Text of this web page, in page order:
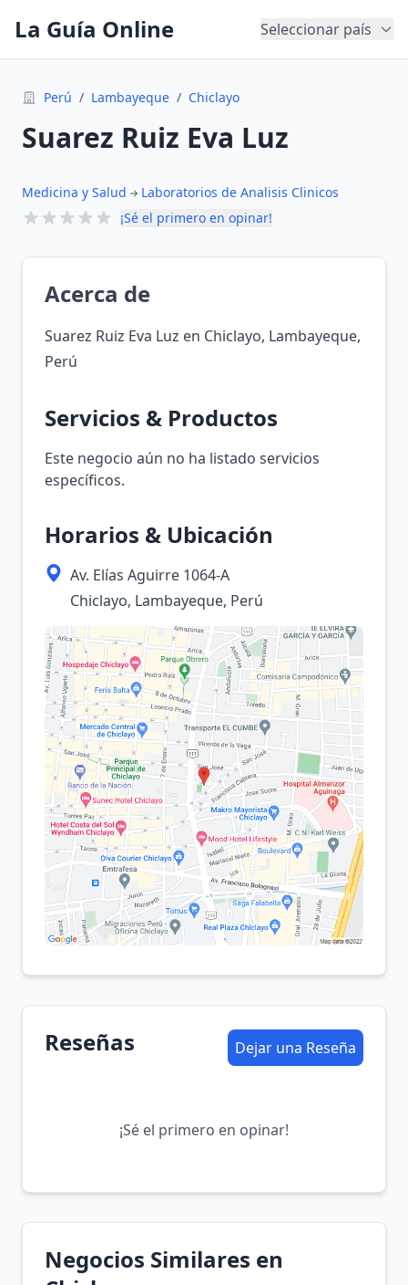
La Guía Online Seleccionar país
Perú / Lambayeque / Chiclayo
Suarez Ruiz Eva Luz
Medicina y Salud
Laboratorios de Analisis Clinicos
¡Sé el primero en opinar!
Acerca de
Suarez Ruiz Eva Luz en Chiclayo, Lambayeque,
Perú
Servicios & Productos
Este negocio aún no ha listado servicios
específicos.
Horarios & Ubicación
Av. Elías Aguirre 1064-A
Chiclayo, Lambayeque, Perú
Reseñas Dejar una Reseña
¡Sé el primero en opinar!
Negocios Similares en